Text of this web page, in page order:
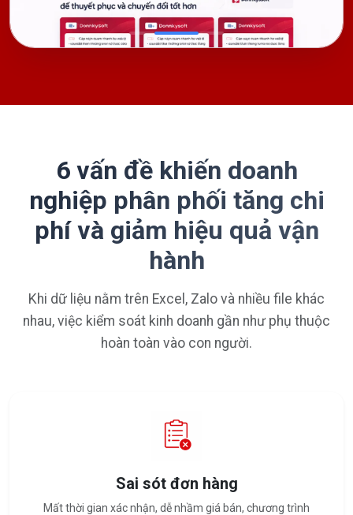
6 vấn đề khiến doanh
nghiệp phân phối tăng chi
phí và giảm hiệu quả vận
hành
Khi dữ liệu nằm trên Excel, Zalo và nhiều file khác
nhau, việc kiểm soát kinh doanh gần như phụ thuộc
hoàn toàn vào con người.
Sai sót đơn hàng
Mất thời gian xác nhận, dễ nhầm giá bán, chương trình